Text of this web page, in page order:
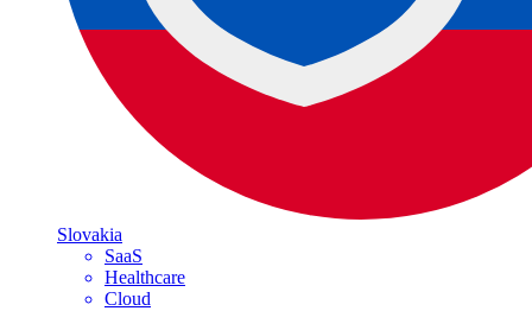
Slovakia
SaaS
Healthcare
Cloud